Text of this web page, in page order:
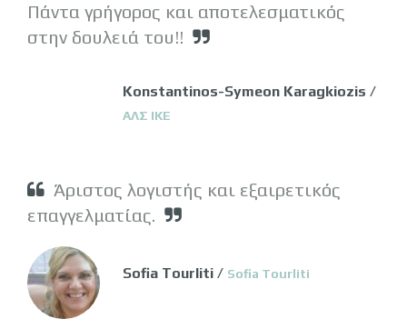
Πάντα γρήγορος και αποτελεσματικός
στην δουλειά του!!
Konstantinos-Symeon Karagkiozis /
ΑΛΣ ΙΚΕ
Άριστος λογιστής και εξαιρετικός
επαγγελματίας.
Sofia Tourliti / Sofia Tourliti